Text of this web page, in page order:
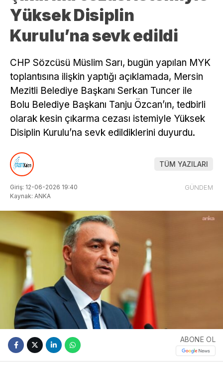
Yüksek Disiplin
Kurulu’na sevk edildi
CHP Sözcüsü Müslim Sarı, bugün yapılan MYK
toplantısına ilişkin yaptığı açıklamada, Mersin
Mezitli Belediye Başkanı Serkan Tuncer ile
Bolu Belediye Başkanı Tanju Özcan’ın, tedbirli
olarak kesin çıkarma cezası istemiyle Yüksek
Disiplin Kurulu’na sevk edildiklerini duyurdu.
TÜM YAZILARI
Giriş: 12-06-2026 19:40
Kaynak: ANKA
GÜNDEM
ABONE OL